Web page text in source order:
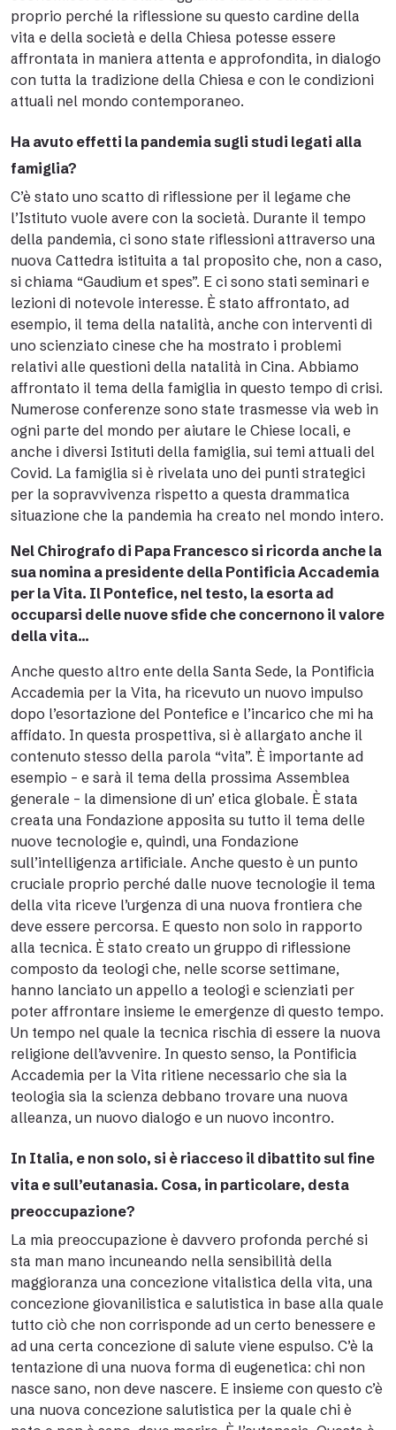
proprio perché la riflessione su questo cardine della
vita e della società e della Chiesa potesse essere
affrontata in maniera attenta e approfondita, in dialogo
con tutta la tradizione della Chiesa e con le condizioni
attuali nel mondo contemporaneo.
Ha avuto effetti la pandemia sugli studi legati alla
famiglia?
C’è stato uno scatto di riflessione per il legame che
l’Istituto vuole avere con la società. Durante il tempo
della pandemia, ci sono state riflessioni attraverso una
nuova Cattedra istituita a tal proposito che, non a caso,
si chiama “Gaudium et spes”. E ci sono stati seminari e
lezioni di notevole interesse. È stato affrontato, ad
esempio, il tema della natalità, anche con interventi di
uno scienziato cinese che ha mostrato i problemi
relativi alle questioni della natalità in Cina. Abbiamo
affrontato il tema della famiglia in questo tempo di crisi.
Numerose conferenze sono state trasmesse via web in
ogni parte del mondo per aiutare le Chiese locali, e
anche i diversi Istituti della famiglia, sui temi attuali del
Covid. La famiglia si è rivelata uno dei punti strategici
per la sopravvivenza rispetto a questa drammatica
situazione che la pandemia ha creato nel mondo intero.
Nel Chirografo di Papa Francesco si ricorda anche la
sua nomina a presidente della Pontificia Accademia
per la Vita. Il Pontefice, nel testo, la esorta ad
occuparsi delle nuove sfide che concernono il valore
della vita…
Anche questo altro ente della Santa Sede, la Pontificia
Accademia per la Vita, ha ricevuto un nuovo impulso
dopo l’esortazione del Pontefice e l’incarico che mi ha
affidato. In questa prospettiva, si è allargato anche il
contenuto stesso della parola “vita”. È importante ad
esempio – e sarà il tema della prossima Assemblea
generale – la dimensione di un’ etica globale. È stata
creata una Fondazione apposita su tutto il tema delle
nuove tecnologie e, quindi, una Fondazione
sull’intelligenza artificiale. Anche questo è un punto
cruciale proprio perché dalle nuove tecnologie il tema
della vita riceve l’urgenza di una nuova frontiera che
deve essere percorsa. E questo non solo in rapporto
alla tecnica. È stato creato un gruppo di riflessione
composto da teologi che, nelle scorse settimane,
hanno lanciato un appello a teologi e scienziati per
poter affrontare insieme le emergenze di questo tempo.
Un tempo nel quale la tecnica rischia di essere la nuova
religione dell’avvenire. In questo senso, la Pontificia
Accademia per la Vita ritiene necessario che sia la
teologia sia la scienza debbano trovare una nuova
alleanza, un nuovo dialogo e un nuovo incontro.
In Italia, e non solo, si è riacceso il dibattito sul fine
vita e sull’eutanasia. Cosa, in particolare, desta
preoccupazione?
La mia preoccupazione è davvero profonda perché si
sta man mano incuneando nella sensibilità della
maggioranza una concezione vitalistica della vita, una
concezione giovanilistica e salutistica in base alla quale
tutto ciò che non corrisponde ad un certo benessere e
ad una certa concezione di salute viene espulso. C’è la
tentazione di una nuova forma di eugenetica: chi non
nasce sano, non deve nascere. E insieme con questo c’è
una nuova concezione salutistica per la quale chi è